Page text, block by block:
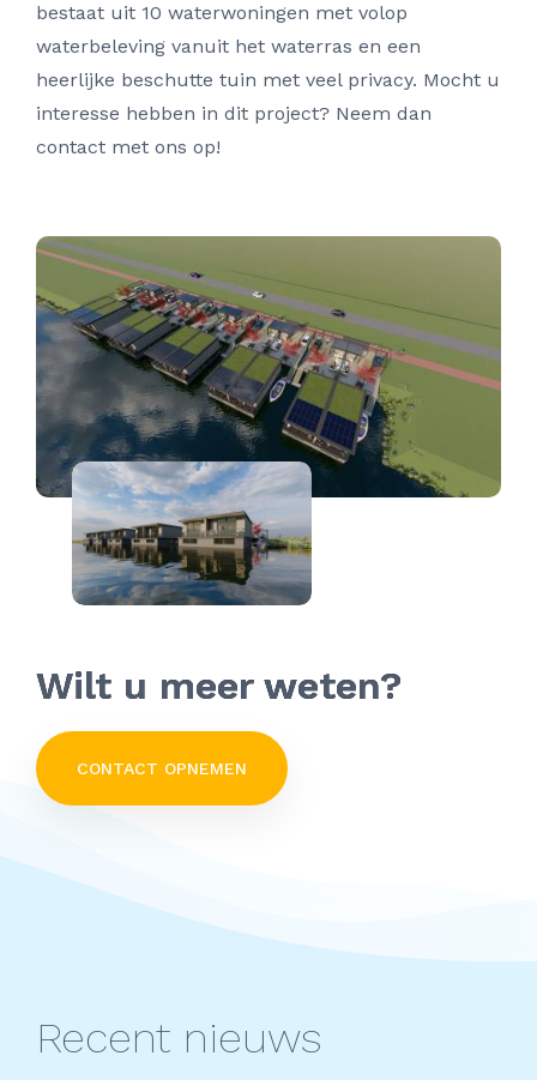
bestaat uit 10 waterwoningen met volop
waterbeleving vanuit het waterras en een
heerlijke beschutte tuin met veel privacy. Mocht u
interesse hebben in dit project? Neem dan
contact met ons op!
Wilt u meer weten?
CONTACT OPNEMEN
Recent nieuws